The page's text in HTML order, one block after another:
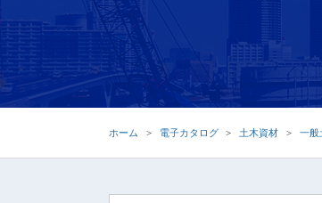
ホーム 電子カタログ 土木資材 一般